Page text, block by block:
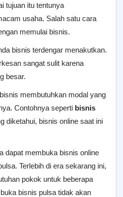
tujuan itu tentunya
usaha. Salah satu cara
memulai bisnis.
bisnis terdengar menakutkan.
sangat sulit karena
besar.
membutuhkan modal yang
Contohnya seperti bisnis
diketahui, bisnis online saat ini
dapat membuka bisnis online
Terlebih di era sekarang ini,
pokok untuk beberapa
bisnis pulsa tidak akan